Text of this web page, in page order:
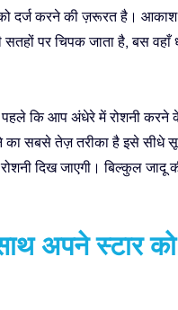
दर्ज करने की ज़रूरत है।
पर चिपक जाता है, बस वहाँ
पहले कि आप अंधेरे में रोशनी
का सबसे तेज़ तरीका है इसे
दिख जाएगी। बिल्कुल
अपने स्टार